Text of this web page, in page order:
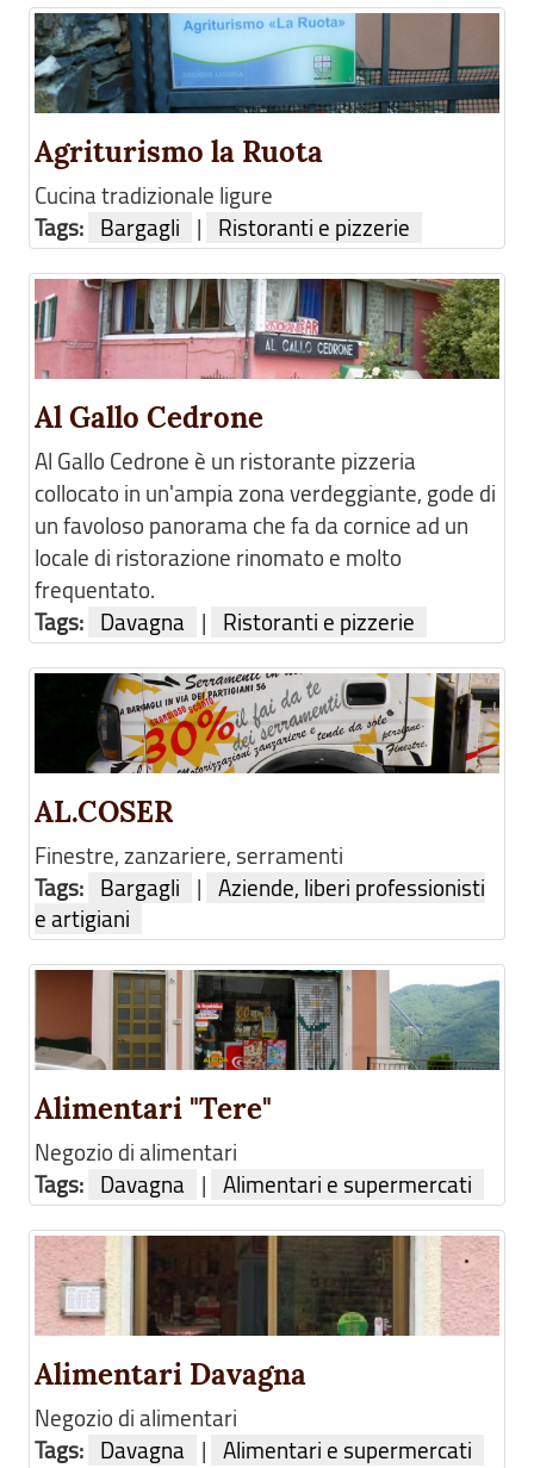
Agriturismo la Ruota
Cucina tradizionale ligure
Tags: Bargagli | Ristoranti e pizzerie
Al Gallo Cedrone
Al Gallo Cedrone è un ristorante pizzeria
collocato in un'ampia zona verdeggiante, gode di
un favoloso panorama che fa da cornice ad un
locale di ristorazione rinomato e molto
frequentato.
Tags: Davagna | Ristoranti e pizzerie
AL.COSER
Finestre, zanzariere, serramenti
Tags: Bargagli | Aziende, liberi professionisti
e artigiani
Alimentari "Tere"
Negozio di alimentari
Tags: Davagna | Alimentari e supermercati
Alimentari Davagna
Negozio di alimentari
Tags: Davagna | Alimentari e supermercati